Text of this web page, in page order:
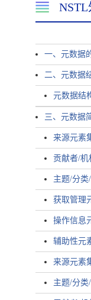
一、元数据
二、元数据
元数据结
三、元数据
来源元素
贡献者/机
主题/分类
获取管理
操作信息
辅助性元
来源元素
主题/分类